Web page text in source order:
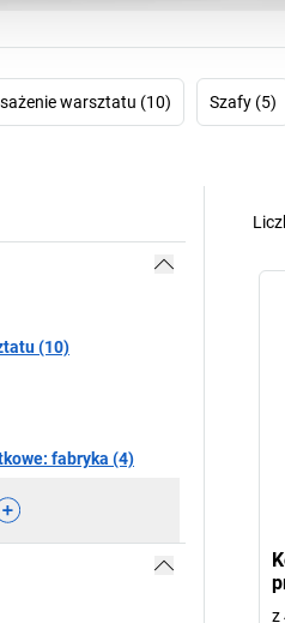
warsztatu (10) Szafy (5)
(10)
fabryka (4)
z